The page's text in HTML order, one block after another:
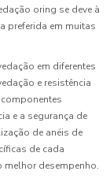
oring se deve à
preferida em muitas
em diferentes
e resistência
e a segurança de
de anéis de
de cada
desempenho.